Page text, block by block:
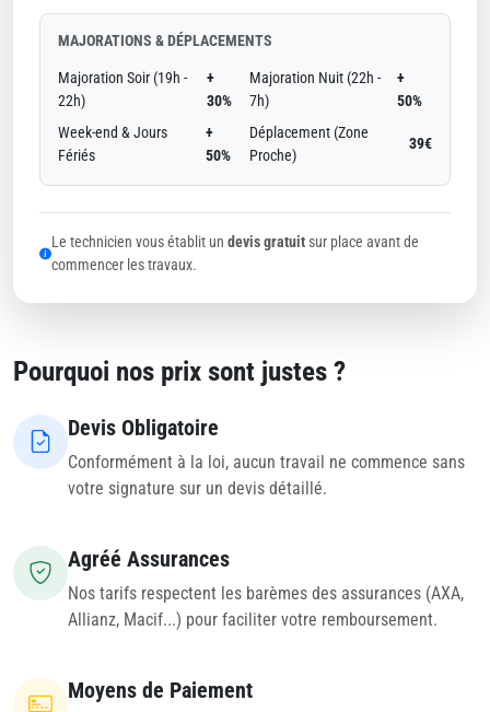
MAJORATIONS & DÉPLACEMENTS
Majoration Soir (19h -
22h)
+
30%
Majoration Nuit (22h -
7h)
+
50%
Week-end & Jours
Fériés
+
50%
Déplacement (Zone
Proche)
39€
Le technicien vous établit un devis gratuitsur place avant de
commencer les travaux.
Pourquoi nos prix sont justes ?
Devis Obligatoire
Conformément à la loi, aucun travail ne commence sans
votre signature sur un devis détaillé.
Agréé Assurances
Nos tarifs respectent les barèmes des assurances (AXA,
Allianz, Macif...) pour faciliter votre remboursement.
Moyens de Paiement